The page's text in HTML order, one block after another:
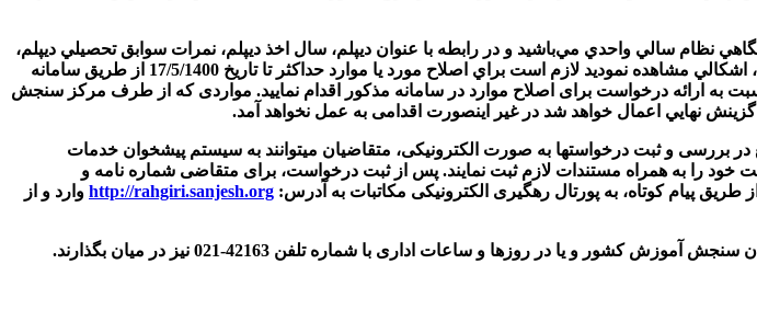
ديپلم نظام آموزشي جديد (نظام 3-3-6) و يا ديپلم و پيش‌دانشگاهي نظام سالي واحدي مي‌باشيد و در رابطه با عنوان ديپلم، سال اخذ ديپلم، نمرات سوابق تحصيلي ديپلم،
عنوان پيش دانشگاهي، سال اخذ پيش‌دانشگاهي و نمرات سوابق پيش دانشگاهي مندرج در اين كارنامه، اشكالي مشاهده نموديد لازم است براي اصلاح مورد يا موارد حداكثر تا تاريخ 17/5/1400 از طریق سامانه
به ارائه درخواست برای اصلاح موارد در سامانه مذکور اقدام نمايید. مواردی که از طرف مرکز سنجش
و ثبت درخواستها به صورت الکترونیکی، متقاضیان می­توانند به سیستم پیشخوان خدمات
خود را به همراه مستندات لازم ثبت نمایند. پس از ثبت درخواست، برای متقاضی شماره نامه و
پیام کوتاه، به پورتال رهگیری الکترونیکی مکاتبات به آدرس: http://rahgiri.sanjesh.org وارد و از
یا در روزها و ساعات اداری با شماره تلفن 42163-021 نیز در ميان بگذارند.